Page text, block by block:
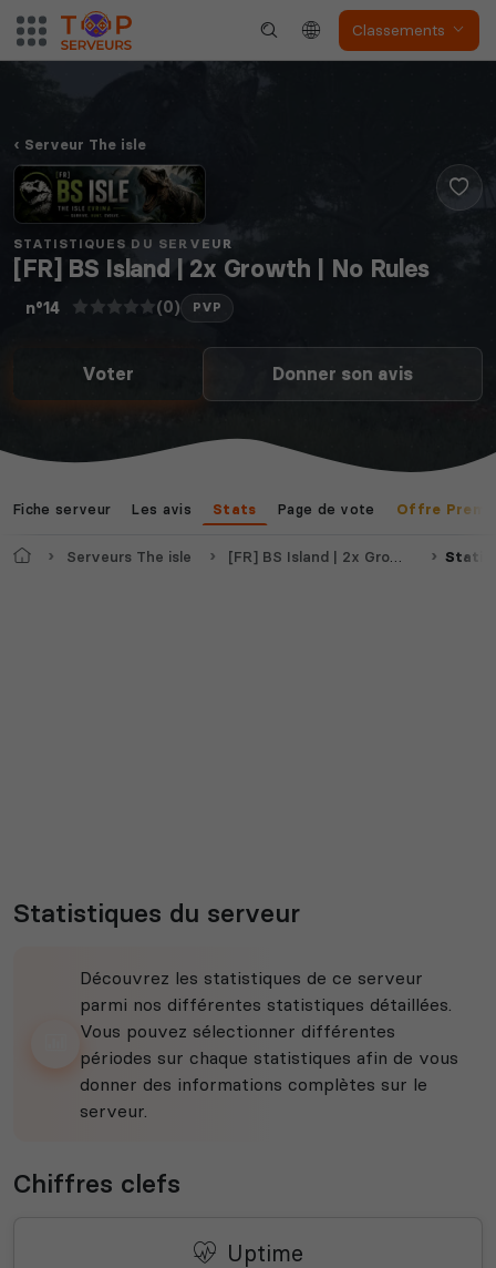
Classements
Serveur The isle
STATISTIQUES DU SERVEUR
[FR] BS Island | 2x Growth | No Rules
n°14 (0) PVP
Voter Donner son avis
Fiche serveur Les avis Stats Page de vote Offre
AccueilServeurs The isle [FR] BS Island | 2x Growth | No Rules
Statistiques du serveur
Découvrez les statistiques de ce serveur
parmi nos différentes statistiques détaillées.
Vous pouvez sélectionner différentes
périodes sur chaque statistiques afin de vous
donner des informations complètes sur le
serveur.
Chiffres clefs
Uptime